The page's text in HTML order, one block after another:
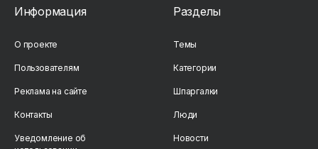
Информация
О проекте
Пользователям
Реклама на сайте
Контакты
Уведомление об
Разделы
Темы
Категории
Шпаргалки
Люди
Новости